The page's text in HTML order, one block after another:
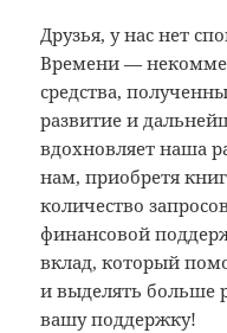
Друзья, у нас нет
Времени —
средства,
развитие и
вдохновляет наша
нам, приобретя
количество
финансовой
вклад, который
и выделять больше
вашу поддержку!